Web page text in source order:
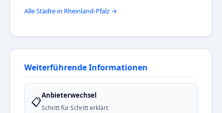
Alle Städte in Rheinland-Pfalz →
Weiterführende Informationen
📋Anbieterwechsel
Schritt für Schritt erklärt